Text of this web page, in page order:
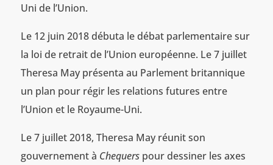
Uni de l’Union.
Le 12 juin 2018 débuta le débat parlementaire sur
la loi de retrait de l’Union européenne. Le 7 juillet
Theresa May présenta au Parlement britannique
un plan pour régir les relations futures entre
l’Union et le Royaume-Uni.
Le 7 juillet 2018, Theresa May réunit son
gouvernement à Chequerspour dessiner les axes